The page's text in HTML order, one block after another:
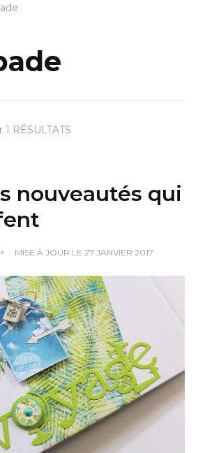
RÉSULTATS
nouveautés qui
MISE À JOUR LE 27 JANVIER 2017